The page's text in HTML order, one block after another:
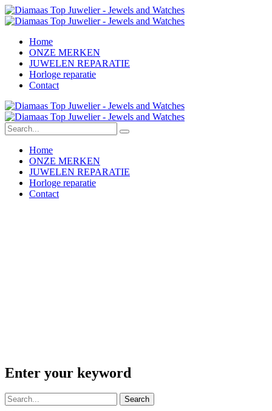
Home
ONZE MERKEN
JUWELEN REPARATIE
Horloge reparatie
Contact
Home
ONZE MERKEN
JUWELEN REPARATIE
Horloge reparatie
Contact
Enter your keyword
Search